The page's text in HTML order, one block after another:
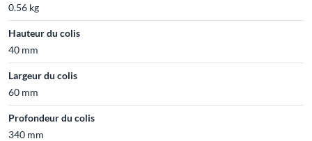
0.56 kg
Hauteur du colis
40 mm
Largeur du colis
60 mm
Profondeur du colis
340 mm